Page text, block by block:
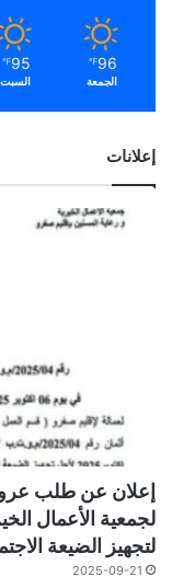
96
℉
الجمعة
95
℉
السبت
إعلانات
لجمعية الأعمال
لتجهيز الضيعة
2025-09-21